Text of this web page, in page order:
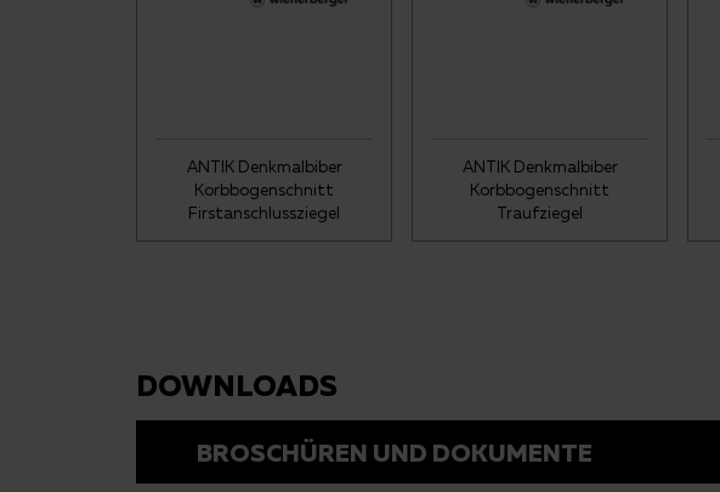
ANTIK Denkmalbiber
Korbbogenschnitt
Firstanschlussziegel
ANTIK Denkmalbiber
Korbbogenschnitt
Traufziegel
DOWNLOADS
BROSCHÜREN UND DOKUMENTE